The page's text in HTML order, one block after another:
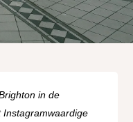
in de
Instagramwaardige